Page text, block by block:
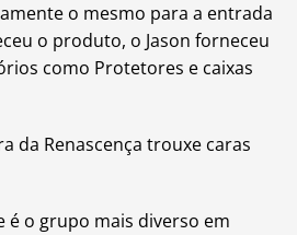
o mesmo para a entrada
o produto, o Jason forneceu
como Protetores e caixas
da Renascença trouxe caras
é o grupo mais diverso em